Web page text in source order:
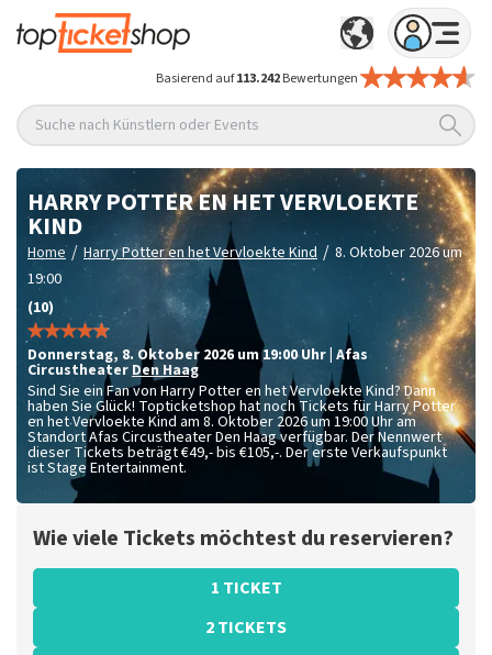
Basierend auf113.242Bewertungen
Suche nach Künstlern oder Events
HARRY POTTER EN HET VERVLOEKTE
KIND
Home / Harry Potter en het Vervloekte Kind / 8. Oktober 2026 um
19:00
(10)
Donnerstag, 8. Oktober 2026 um 19:00 Uhr Afas
CircustheaterDen Haag
Sind Sie ein Fan von Harry Potter en het Vervloekte Kind? Dann
haben Sie Glück! Topticketshop hat noch Tickets für Harry Potter
en het Vervloekte Kind am 8. Oktober 2026 um 19:00 Uhr am
Standort Afas Circustheater Den Haag verfügbar. Der Nennwert
dieser Tickets beträgt€49,- bis €105,-. Der erste Verkaufspunkt
ist Stage Entertainment.
Wie viele Tickets möchtest du reservieren?
1 TICKET
2 TICKETS